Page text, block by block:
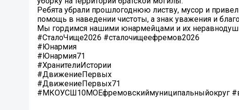
Ребята убрали прошлогоднюю листву, мусор и
помощь в наведении чистоты, а знак уважения и
Мы гордимся нашими юнармейцами и их
#СталоЧище2026 #сталочищеефремов2026
#Юнармия
#Юнармия71
#ХранителиИстории
#ДвижениеПервых
#ДвижениеПервых71
#МКОУСШ10МОЕфремовскиймуниципальныйокруг